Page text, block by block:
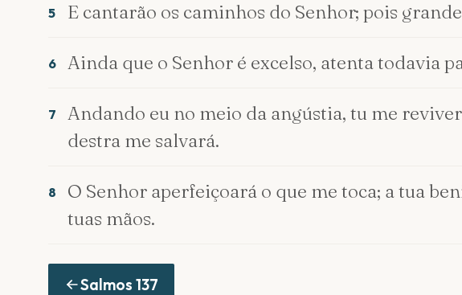
5 E cantarão os caminhos do Senhor; pois
6 Ainda que o Senhor é excelso, atenta todavia
7
Andando eu no meio da angústia, tu me
destra me salvará.
8
O Senhor aperfeiçoará o que me toca; a tua
tuas mãos.
Salmos 137